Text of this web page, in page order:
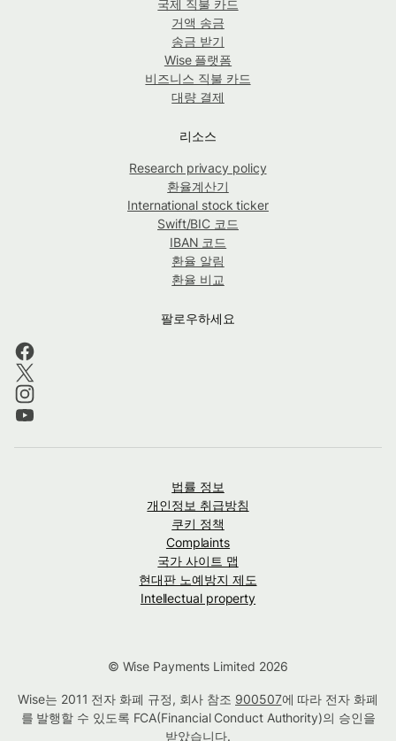
국제 직불 카드
거액 송금
송금 받기
Wise 플랫폼
비즈니스 직불 카드
대량 결제
리소스
Research privacy policy
환율계산기
International stock ticker
Swift/BIC 코드
IBAN 코드
환율 알림
환율 비교
팔로우하세요
법률 정보
개인정보 취급방침
쿠키 정책
Complaints
국가 사이트 맵
현대판 노예방지 제도
Intellectual property
© Wise Payments Limited 2026
Wise는 2011 전자 화폐 규정, 회사 참조 900507에 따라 전자 화폐
를 발행할 수 있도록 FCA(Financial Conduct Authority)의 승인을
받았습니다.